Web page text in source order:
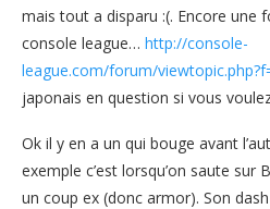
mais tout a disparu :(. Encore une
console league… http://console-
league.com/forum/
japonais en question si vous
Ok il y en a un qui bouge avant
exemple c’est lorsqu’on saute sur
un coup ex (donc armor). Son